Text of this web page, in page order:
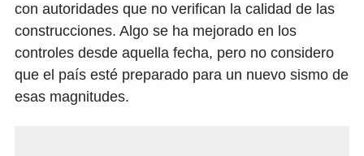
con autoridades que no verifican la calidad de las
construcciones. Algo se ha mejorado en los
controles desde aquella fecha, pero no considero
que el país esté preparado para un nuevo sismo de
esas magnitudes.